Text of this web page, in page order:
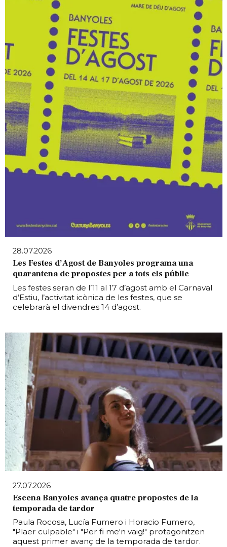
28.07.2026
Les Festes d’Agost de Banyoles programa una
quarantena de propostes per a tots els públic
Les festes seran de l’11 al 17 d’agost amb el Carnaval
d’Estiu, l’activitat icònica de les festes, que se
celebrarà el divendres 14 d’agost.
27.07.2026
Escena Banyoles avança quatre propostes de la
temporada de tardor
Paula Rocosa, Lucía Fumero i Horacio Fumero,
"Plaer culpable" i "Per fi me'n vaig!" protagonitzen
aquest primer avanç de la temporada de tardor.